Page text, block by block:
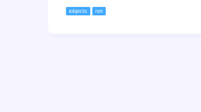
iobjects net